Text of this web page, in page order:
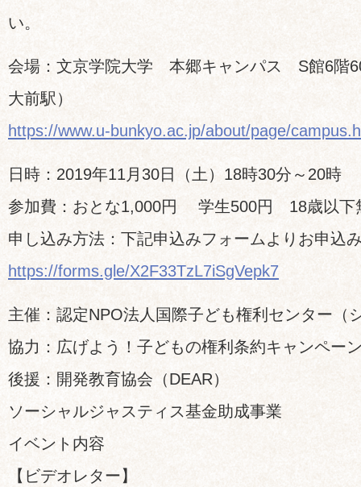
い。
会場：文京学院大学 本郷キャンパス S館6階
大前駅）
https://www.u-bunkyo.ac.jp/about/page/
日時：2019年11月30日（土）18時30分～20時
参加費：おとな1,000円 学生500円 18歳以下
申し込み方法：下記申込みフォームよりお申込
https://forms.gle/X2F33TzL7iSgVepk7
主催：認定NPO法人国際子ども権利センター（
協力：広げよう！子どもの権利条約キャンペー
後援：開発教育協会（DEAR）
ソーシャルジャスティス基金助成事業
イベント内容
【ビデオレター】